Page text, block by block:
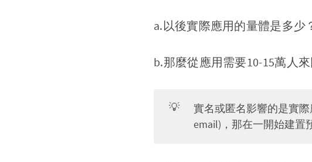
a.以後實際應用的量體是多少
b.那麼從應用需要10-15萬人
💡
實名或匿名影響的是實
email)，那在一開始建置